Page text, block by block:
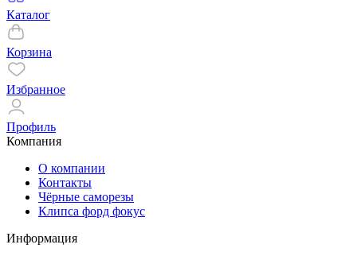
Каталог
Корзина
Избранное
Профиль
Компания
О компании
Контакты
Чёрные саморезы
Клипса форд фокус
Информация